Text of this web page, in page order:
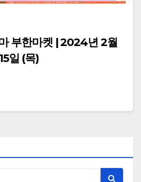
부한마켓 | 2024년 2월
일 (목)